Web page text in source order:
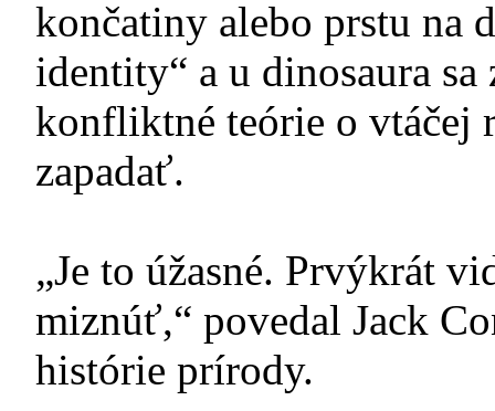
končatiny alebo prstu na
identity“ a u dinosaura
konfliktné teórie o vtáčej
zapadať.
„Je to úžasné. Prvýkrát
miznúť,“ povedal Jack
histórie prírody.